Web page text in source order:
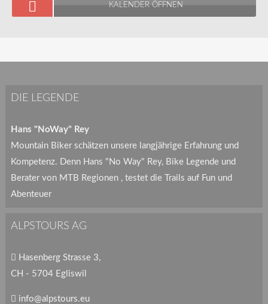
KALENDER ÖFFNEN
DIE LEGENDE
Hans "NoWay" Rey
Mountain Biker schätzen unsere langjährige Erfahrung und
Kompetenz. Denn Hans "No Way" Rey, Bike Legende und
Berater von MTB Regionen , testet die Trails auf Fun und
Abenteuer
ALPSTOURS AG
Hasenberg Strasse 3,
CH - 5704 Egliswil
info@alpstours.eu